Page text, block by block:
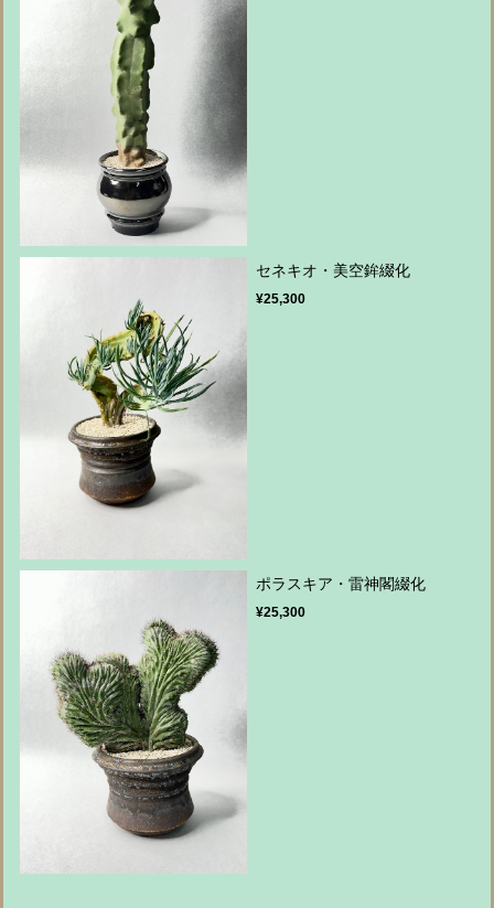
セネキオ・美空鉾綴化
¥25,300
ポラスキア・雷神閣綴化
¥25,300